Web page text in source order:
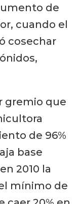
de
cuando el
cosechar
gremio que
de 96%
base
2010 la
mínimo de